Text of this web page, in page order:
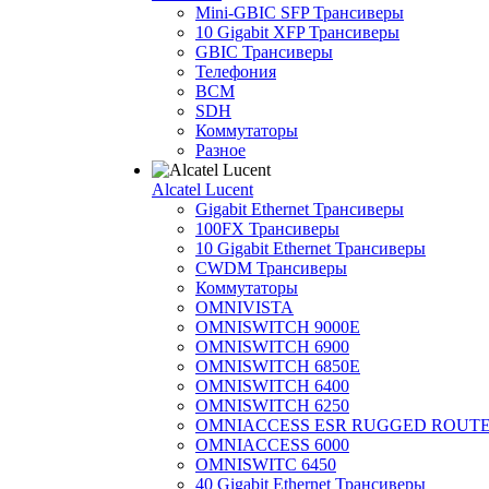
Mini-GBIC SFP Трансиверы
10 Gigabit XFP Трансиверы
GBIC Трансиверы
Телефония
BCM
SDH
Коммутаторы
Разное
Alcatel Lucent
Gigabit Ethernet Трансиверы
100FX Трансиверы
10 Gigabit Ethernet Трансиверы
CWDM Трансиверы
Коммутаторы
OMNIVISTA
OMNISWITCH 9000E
OMNISWITCH 6900
OMNISWITCH 6850E
OMNISWITCH 6400
OMNISWITCH 6250
OMNIACCESS ESR RUGGED
OMNIACCESS 6000
OMNISWITC 6450
40 Gigabit Ethernet Трансиверы